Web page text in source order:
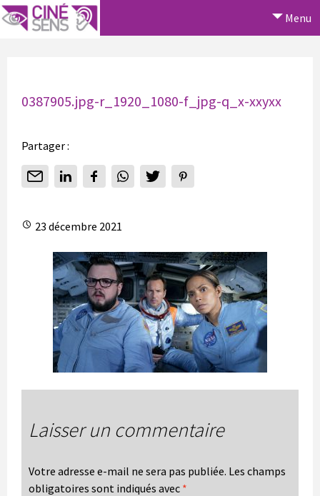
Menu
0387905.jpg-r_1920_1080-f_jpg-q_x-xxyxx
Partager :
23 décembre 2021
Laisser un commentaire
Votre adresse e-mail ne sera pas publiée. Les champs
obligatoires sont indiqués avec *